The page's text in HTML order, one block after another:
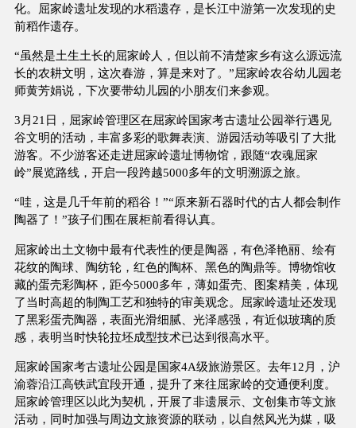
化。屈家岭遗址发现的水稻遗存，是长江中游第一次发现的史
前稻作遗存。
“虽然是土生土长的屈家岭人，但以前不清楚家乡有这么源远流
长的农耕文明，这次春游，算是来对了。”屈家岭农谷幼儿园老
师黄芳娟说，下次要带幼儿园的小朋友们来参观。
3月21日，屈家岭管理区在屈家岭国家考古遗址公园举行遇见
谷文明的活动，丰富多彩的歌舞表演、游园活动等吸引了大批
游客。不少游客还走进屈家岭遗址博物馆，跟随“农魂屈家
岭”展览路线，开启一段跨越5000多年的文明溯源之旅。
“哇，这是几千年前的稻谷！”“原来新石器时代的古人都会制作
陶器了！”孩子们围在展柜前看得认真。
屈家岭出土文物中最有代表性的便是陶器，有色泽艳丽、绘有
花纹的陶球、陶纺轮，红色的陶杯、黑色的陶鼎等。博物馆收
藏的蛋壳彩陶杯，距今5000多年，薄如蛋壳、图案精美，体现
了当时高超的制陶工艺和独特的审美观念。屈家岭遗址还发现
了黑彩蛋壳陶器，表面光滑细腻、光泽感强，有近似玻璃的质
感，表明当时快轮拉坯成型技术已达到很高水平。
屈家岭国家考古遗址公园是国家4A级旅游景区。去年12月，沪
渝蓉沿江高铁武宜段开通，提升了来往屈家岭的交通便利度。
屈家岭管理区以此为契机，开展了非遗展示、文创集市等文旅
活动，同时加强与周边文旅资源的联动，以自然风光为媒，吸